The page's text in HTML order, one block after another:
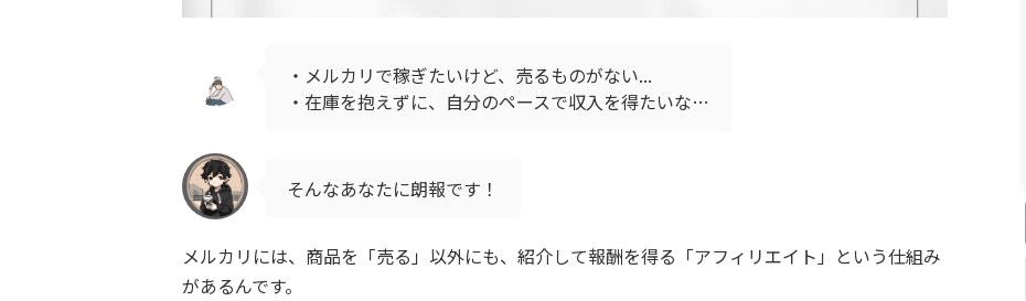
・メルカリで稼ぎたいけど、売るものがない...
・在庫を抱えずに、自分のペースで収入を得たいな…
そんなあなたに朗報です！
メルカリには、商品を「売る」以外にも、紹介して報酬を得る「アフィリエイト」という仕組み
があるんです。